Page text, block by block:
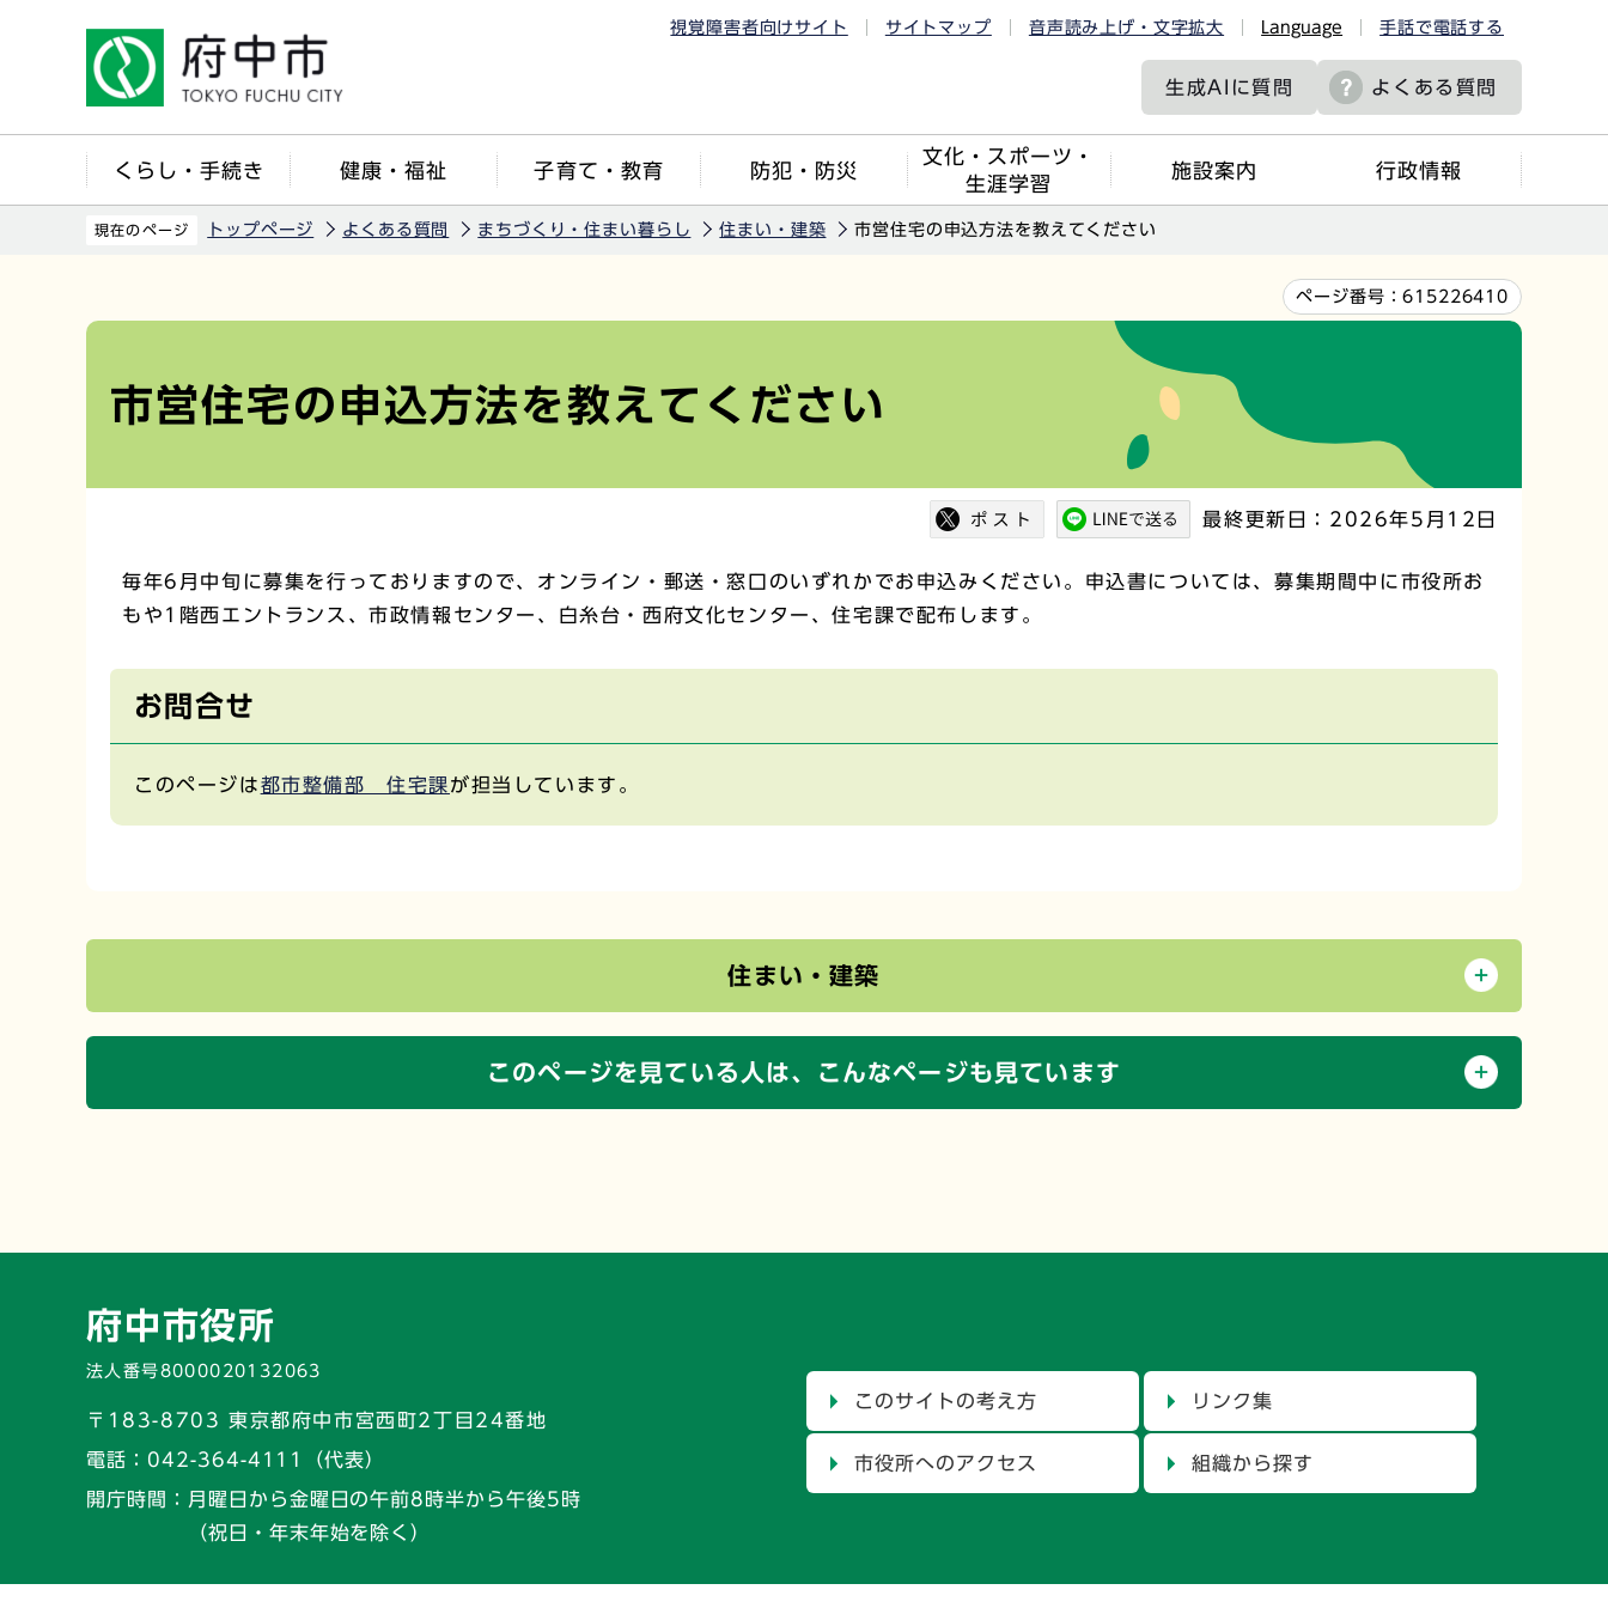
視覚障害者向けサイト サイトマップ 音声読み上げ・文字拡大 Language 手話で電話する
生成AIに質問 よくある質問
くらし・手続き 健康・福祉 子育て・教育 防犯・防災
文化・スポーツ・
生涯学習
施設案内 行政情報
現在のページ トップページ よくある質問 まちづくり・住まい暮らし 住まい・建築 市営住宅の申込方法を教えてください
ページ番号：615226410
市営住宅の申込方法を教えてください
最終更新日：2026年5月12日
毎年6月中旬に募集を行っておりますので、オンライン・郵送・窓口のいずれかでお申込みください。申込書については、募集期間中に市役所お
もや1階西エントランス、市政情報センター、白糸台・西府文化センター、住宅課で配布します。
お問合せ
このページは都市整備部 住宅課が担当しています。
住まい・建築
このページを見ている人は、 こんなページも見ています
府中市役所
法人番号8000020132063
〒183-8703 東京都府中市宮西町2丁目24番地
電話： 042-364-4111（代表）
開庁時間：
月曜日から金曜日の午前8時半から午後5時
（祝日・年末年始を除く）
このサイトの考え方 リンク集
市役所へのアクセス 組織から探す